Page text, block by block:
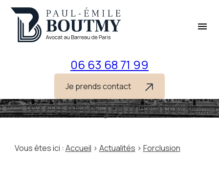
menu
06 63 68 71 99
Je prends contact
Victoires judiciaires
Vous êtes ici : Accueil > Actualités > Forclusion
Panneau de gestion des cookies